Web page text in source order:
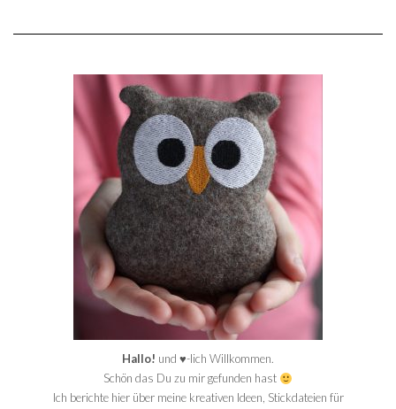
Hallo! und ♥-lich Willkommen.
Schön das Du zu mir gefunden hast
Ich berichte hier über meine kreativen Ideen, Stickdateien für